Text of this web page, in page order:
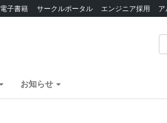
電子書籍 サークルポータル エンジニア採用
お知らせ